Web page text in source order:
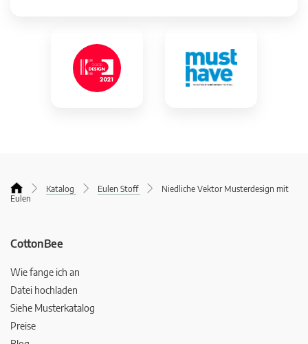
Katalog Eulen Stoff
Niedliche Vektor Musterdesign mit
Eulen
CottonBee
Wie fange ich an
Datei hochladen
Siehe Musterkatalog
Preise